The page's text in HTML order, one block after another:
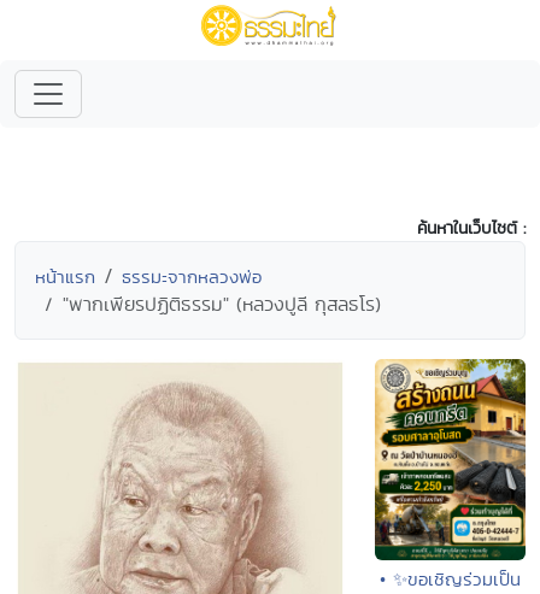
ค้นหาในเว็บไซต์ :
หน้าแรก ธรรมะจากหลวงพ่อ
"พากเพียรปฏิติธรรม" (หลวงปูลี กุสลธโร)
• ✨ขอเชิญร่วมเป็น